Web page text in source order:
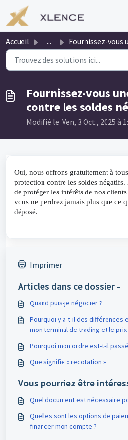
Passer au contenu principal
Accueil ... Fournissez-vous une protection contre les soldes
Fournissez-vous
contre les soldes
Modifié le Ven, 3 Oct., 2025 à
Oui, nous offrons gratuitement à
protection contre les soldes
de protéger les intérêts de nos
vous ne perdrez jamais plus que ce
déposé.
Imprimer
Articles dans ce dossier -
Quand puis-je négocier ?
Pourquoi y a-t-il des différences
mon terminal de trading et le prix
Pourquoi mon ordre est-t-il
Que signifie « recotation »
Vous pourriez être
Quel document est nécessaire
Quelles sont les options de
financer mon compte ?